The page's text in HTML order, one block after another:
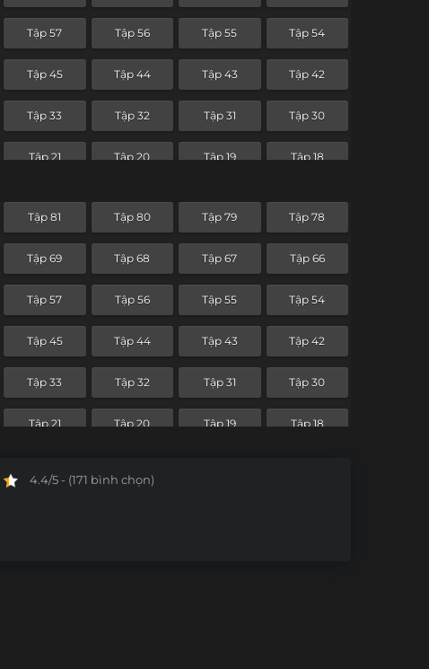
Tập 57 Tập 56 Tập 55 Tập 54
Tập 45 Tập 44 Tập 43 Tập 42
Tập 33 Tập 32 Tập 31 Tập 30
Tập 21 Tập 20 Tập 19 Tập 18
Tập 81 Tập 80 Tập 79 Tập 78
Tập 69 Tập 68 Tập 67 Tập 66
Tập 57 Tập 56 Tập 55 Tập 54
Tập 45 Tập 44 Tập 43 Tập 42
Tập 33 Tập 32 Tập 31 Tập 30
Tập 21 Tập 20 Tập 19 Tập 18
4.4/5 - (171 bình chọn)